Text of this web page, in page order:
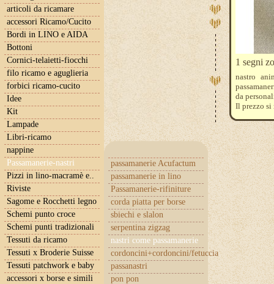
articoli da ricamare
accessori Ricamo/Cucito
Bordi in LINO e AIDA
Bottoni
Cornici-telaietti-fiocchi
filo ricamo e aguglieria
forbici ricamo-cucito
Idee
Kit
Lampade
Libri-ricamo
nappine
Passamanerie-nastri
passamanerie Acufactum
passamanerie in lino
Passamanerie-rifiniture
corda piatta per borse
sbiechi e slalon
serpentina zigzag
nastri come passamanerie
cordoncini+cordoncini/fetuccia
passanastri
pon pon
Pizzi in lino-macramè e..
Riviste
Sagome e Rocchetti legno
Schemi punto croce
Schemi punti tradizionali
Tessuti da ricamo
Tessuti x Broderie Suisse
Tessuti patchwork e baby
accessori x borse e simili
1 segni
nastro
da
Il prezzo si